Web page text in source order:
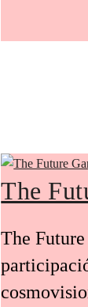
The
The